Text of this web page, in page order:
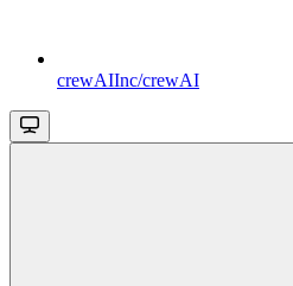
crewAIInc/crewAI